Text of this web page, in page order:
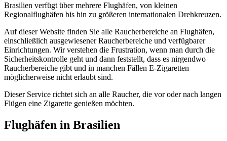
Brasilien verfügt über mehrere Flughäfen, von kleinen
Regionalflughäfen bis hin zu größeren internationalen Drehkreuzen.
Auf dieser Website finden Sie alle Raucherbereiche an Flughäfen,
einschließlich ausgewiesener Raucherbereiche und verfügbarer
Einrichtungen. Wir verstehen die Frustration, wenn man durch die
Sicherheitskontrolle geht und dann feststellt, dass es nirgendwo
Raucherbereiche gibt und in manchen Fällen E-Zigaretten
möglicherweise nicht erlaubt sind.
Dieser Service richtet sich an alle Raucher, die vor oder nach langen
Flügen eine Zigarette genießen möchten.
Flughäfen in Brasilien